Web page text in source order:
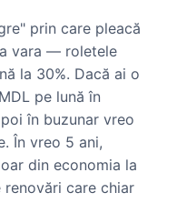
prin care pleacă
vara — roletele
la 30%. Dacă ai o
pe lună în
în buzunar vreo
În vreo 5 ani,
din economia la
care chiar